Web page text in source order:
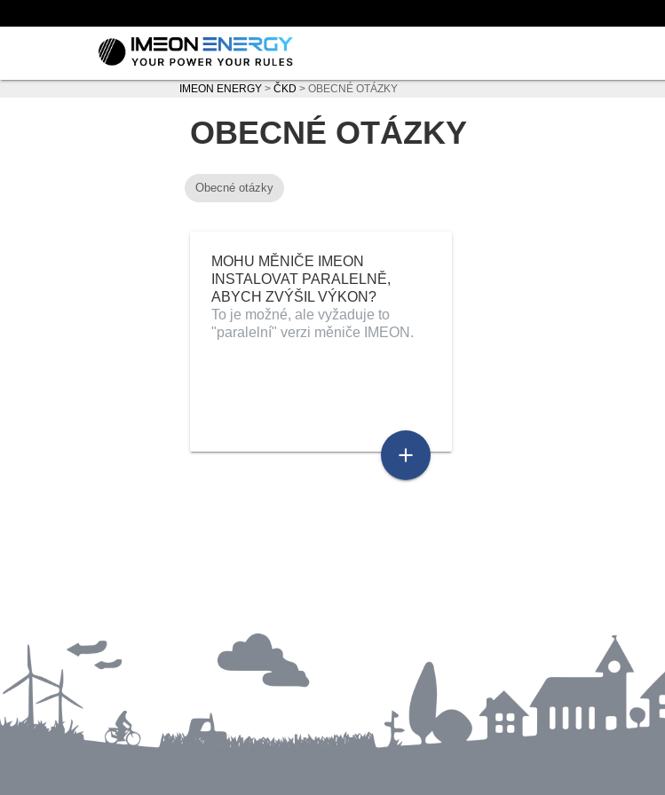
IMEON ENERGY > ČKD > OBECNÉ OTÁZKY
OBECNÉ OTÁZKY
Obecné otázky
MOHU MĚNIČE IMEON
INSTALOVAT PARALELNĚ,
ABYCH ZVÝŠIL VÝKON?
To je možné, ale vyžaduje to
"paralelní" verzi měniče IMEON.
add